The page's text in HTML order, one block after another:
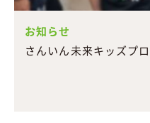
お知らせ
さんいん未来キッズプ